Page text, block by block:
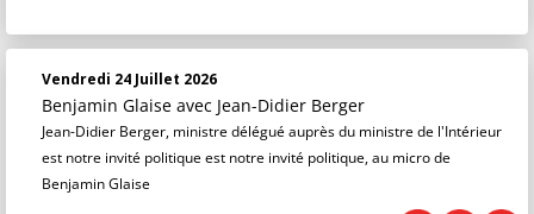
Vendredi 24 Juillet 2026
Benjamin Glaise avec Jean-Didier Berger
Jean-Didier Berger, ministre délégué auprès du ministre de l'Intérieur
est notre invité politique est notre invité politique, au micro de
Benjamin Glaise